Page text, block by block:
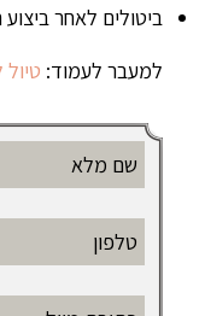
ביטולים לאחר
למעבר לעמוד: